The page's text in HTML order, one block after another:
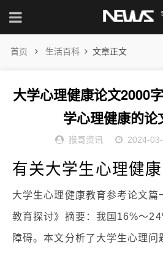
首页 生活百科 文章正文
大学心理健康论文2000
学心理健康的论
猴哥资讯 2024-
有关大学生心理健
大学生心理健康教育参考论文篇
教育探讨》摘要：我国16%～
障碍。本文分析了大学生心理问